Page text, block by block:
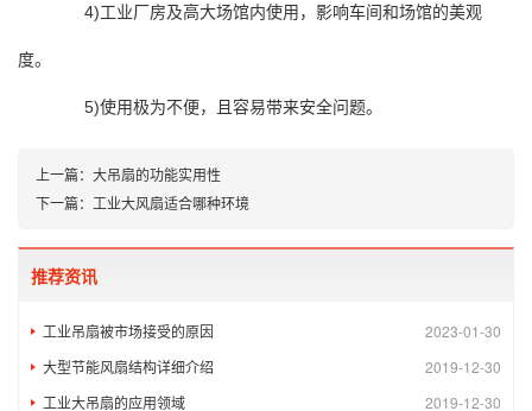
4)工业厂房及高大场馆内使用，影响车间和场馆的美观
度。
5)使用极为不便，且容易带来安全问题。
上一篇： 大吊扇的功能实用性
下一篇： 工业大风扇适合哪种环境
推荐资讯
2023-01-30
工业吊扇被市场接受的原因
2019-12-30
大型节能风扇结构详细介绍
2019-12-30
工业大吊扇的应用领域